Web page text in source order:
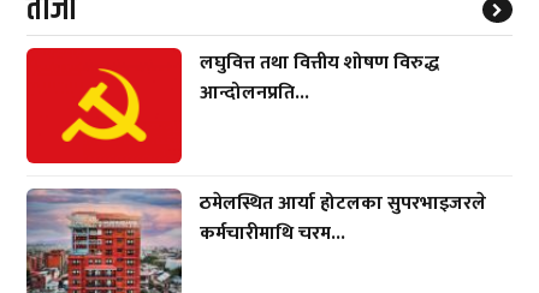
लघुवित्त तथा वित्तीय शोषण विरुद्ध
आन्दोलनप्रति...
ठमेलस्थित आर्या होटलका सुपरभाइजरले
कर्मचारीमाथि चरम...